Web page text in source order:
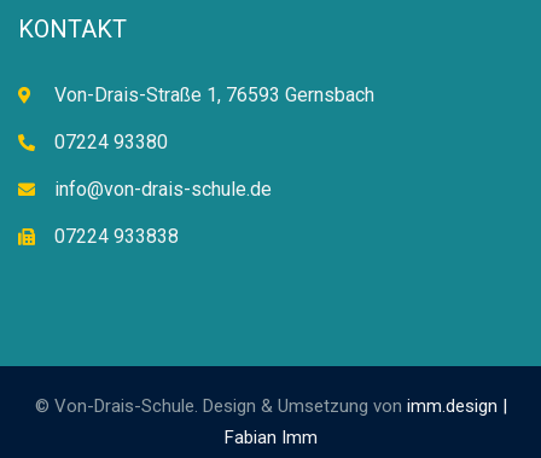
KONTAKT
Von-Drais-Straße 1, 76593 Gernsbach
07224 93380
info@von-drais-schule.de
07224 933838
© Von-Drais-Schule. Design & Umsetzung von imm.design |
Fabian Imm